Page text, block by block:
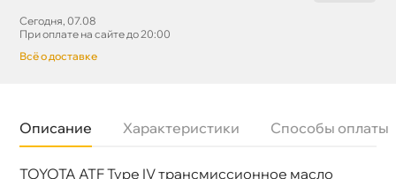
Сегодня, 07.08
При оплате на сайте до 20:00
сё о доставке
Описание Характеристики Способы оплаты
TOYOTA ATF Type IV трансмиссионное масло
Бренд
TOYOTA